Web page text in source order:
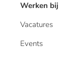
Werken bij
Vacatures
Events